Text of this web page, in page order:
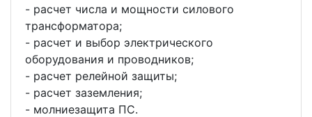
- расчет числа и мощности силового
трансформатора;
- расчет и выбор электрического
оборудования и проводников;
- расчет релейной защиты;
- расчет заземления;
- молниезащита ПС.